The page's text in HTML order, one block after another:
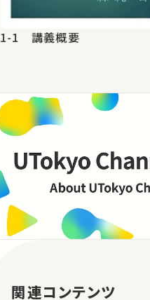
1-1 講義概要
関連コンテンツ